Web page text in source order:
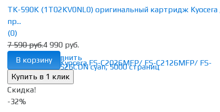
избранное сравнить
TK-590K (1T02KV0NL0) оригинальный картридж Kyocera
пр...
(0)
7 590 руб.4 990 руб.
В корзину
Скидка!
-32%